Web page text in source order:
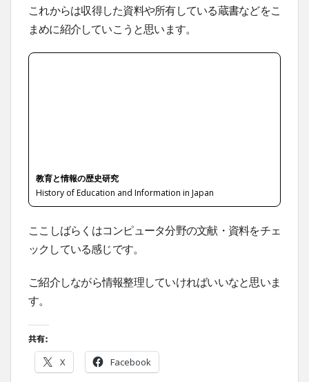
これからは収得した資料や所有している蔵書などをこ
まめに紹介していこうと思います。
教育と情報の歴史研究
History of Education and Information in Japan
ここしばらくはコンピュータ分野の文献・資料をチェ
ックしている感じです。
ご紹介しながら情報整理していければいいなと思いま
す。
共有:
X Facebook